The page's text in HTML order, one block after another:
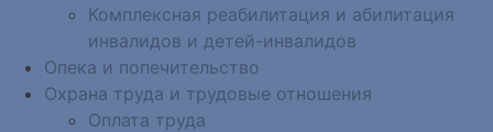
Комплексная реабилитация и абилитация
инвалидов и детей-инвалидов
Опека и попечительство
Охрана труда и трудовые отношения
Оплата труда